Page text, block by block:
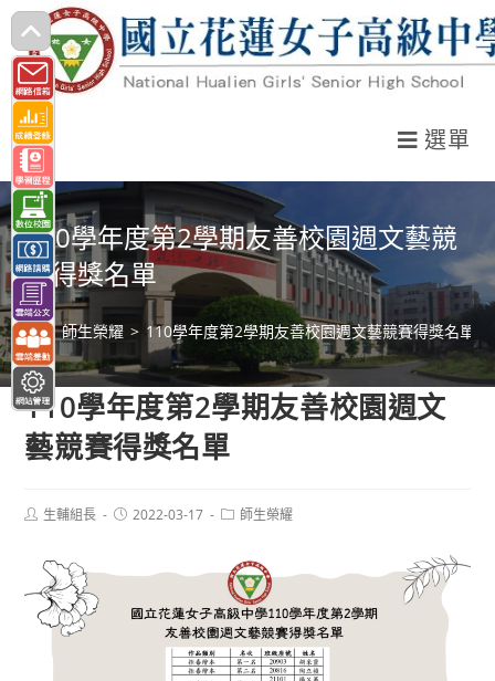
跳
轉
至
主
要
內
容
選單
110學年度第2學期友善校園週文藝競
賽得獎名單
> 師生榮耀 > 110學年度第2學期友善校園週文藝競賽得獎名單
110學年度第2學期友善校園週文
藝競賽得獎名單
Post生輔組長
Post2022-03-17
Post師生榮耀